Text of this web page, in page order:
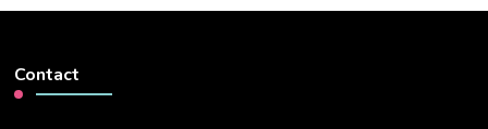
Contact